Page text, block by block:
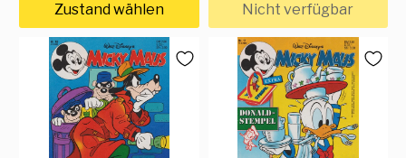
Zustand wählen Nicht verfügbar